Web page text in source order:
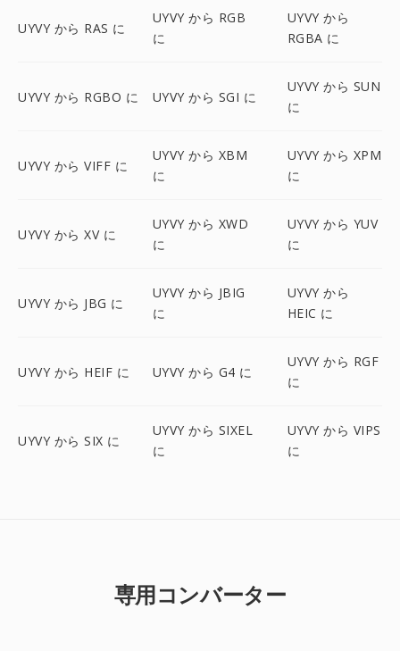
UYVY から RAS に
UYVY から RGB
に
UYVY から
RGBA に
UYVY から RGBO に UYVY から SGI に
UYVY から SUN
に
UYVY から VIFF に
UYVY から XBM
に
UYVY から XPM
に
UYVY から XV に
UYVY から XWD
に
UYVY から YUV
に
UYVY から JBG に
UYVY から JBIG
に
UYVY から
HEIC に
UYVY から HEIF に UYVY から G4 に
UYVY から RGF
に
UYVY から SIX に
UYVY から SIXEL
に
UYVY から VIPS
に
専用コンバーター